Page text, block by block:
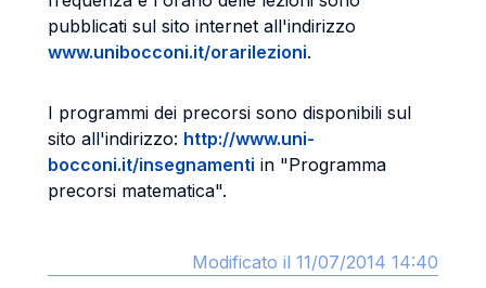
pubblicati sul sito internet all'indirizzo
www.unibocconi.it/orarilezioni.
I programmi dei precorsi sono disponibili sul
sito all'indirizzo: http://www.uni-
bocconi.it/insegnamenti in "Programma
precorsi matematica".
Modificato il 11/07/2014 14:40